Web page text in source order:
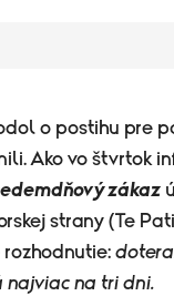
o postihu pre
Ako vo štvrtok
zákaz
strany (Te
na tri dni.